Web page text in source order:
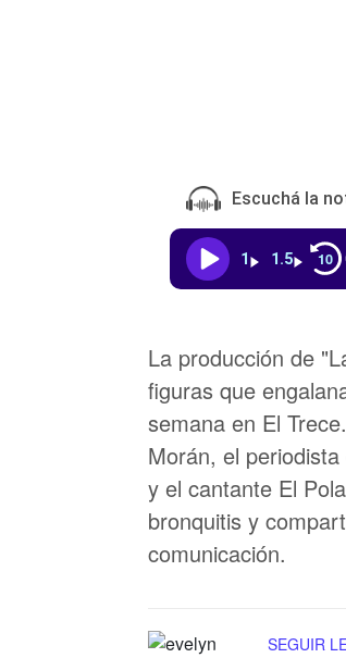
Escuchá la
1 1.5 10
La producción de
figuras que
semana en El
Morán, el
y el cantante El
bronquitis y
comunicación.
SEGUIR